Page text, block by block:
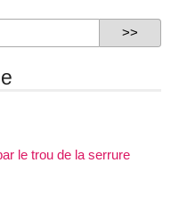
le trou de la serrure